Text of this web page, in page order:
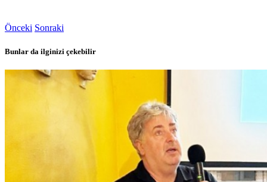
Önceki Sonraki
Bunlar da ilginizi çekebilir